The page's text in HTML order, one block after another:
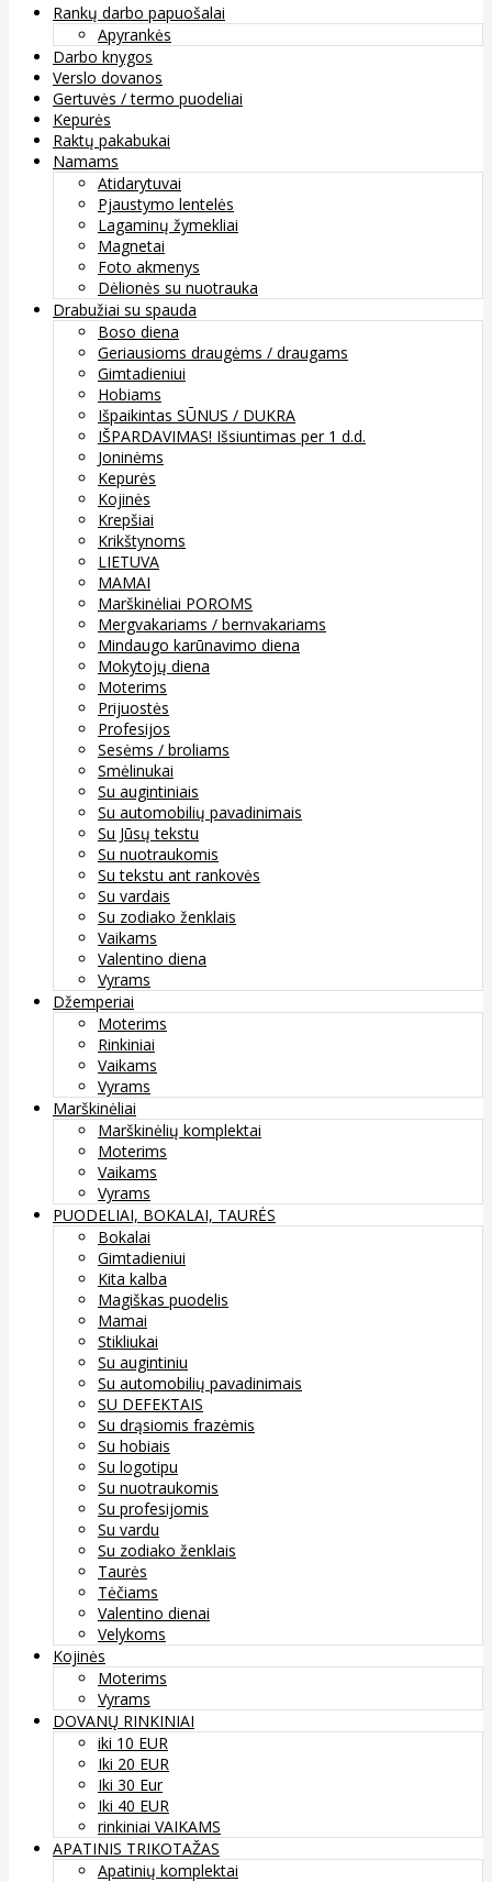
Rankų darbo papuošalai
Apyrankės
Darbo knygos
Verslo dovanos
Gertuvės / termo puodeliai
Kepurės
Raktų pakabukai
Namams
Atidarytuvai
Pjaustymo lentelės
Lagaminų žymekliai
Magnetai
Foto akmenys
Dėlionės su nuotrauka
Drabužiai su spauda
Boso diena
Geriausioms draugėms / draugams
Gimtadieniui
Hobiams
Išpaikintas SŪNUS / DUKRA
IŠPARDAVIMAS! Išsiuntimas per 1 d.d.
Joninėms
Kepurės
Kojinės
Krepšiai
Krikštynoms
LIETUVA
MAMAI
Marškinėliai POROMS
Mergvakariams / bernvakariams
Mindaugo karūnavimo diena
Mokytojų diena
Moterims
Prijuostės
Profesijos
Sesėms / broliams
Smėlinukai
Su augintiniais
Su automobilių pavadinimais
Su Jūsų tekstu
Su nuotraukomis
Su tekstu ant rankovės
Su vardais
Su zodiako ženklais
Vaikams
Valentino diena
Vyrams
Džemperiai
Moterims
Rinkiniai
Vaikams
Vyrams
Marškinėliai
Marškinėlių komplektai
Moterims
Vaikams
Vyrams
PUODELIAI, BOKALAI, TAURĖS
Bokalai
Gimtadieniui
Kita kalba
Magiškas puodelis
Mamai
Stikliukai
Su augintiniu
Su automobilių pavadinimais
SU DEFEKTAIS
Su drąsiomis frazėmis
Su hobiais
Su logotipu
Su nuotraukomis
Su profesijomis
Su vardu
Su zodiako ženklais
Taurės
Tėčiams
Valentino dienai
Velykoms
Kojinės
Moterims
Vyrams
DOVANŲ RINKINIAI
iki 10 EUR
Iki 20 EUR
Iki 30 Eur
Iki 40 EUR
rinkiniai VAIKAMS
APATINIS TRIKOTAŽAS
Apatinių komplektai